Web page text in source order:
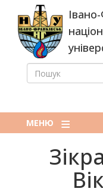
основного
вмісту
ПОШУК
МЕНЮ